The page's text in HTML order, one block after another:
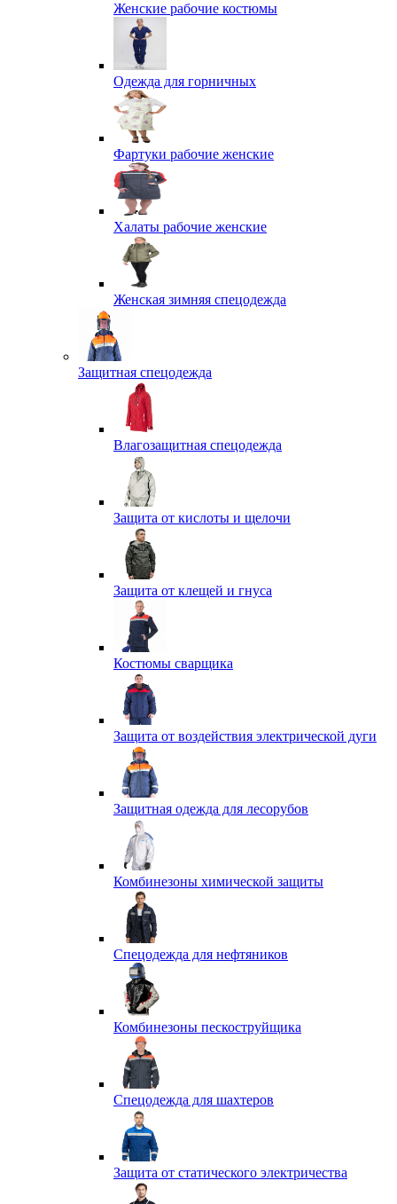
Женские рабочие костюмы
Одежда для горничных
Фартуки рабочие женские
Халаты рабочие женские
Женская зимняя спецодежда
Защитная спецодежда
Влагозащитная спецодежда
Защита от кислоты и щелочи
Защита от клещей и гнуса
Костюмы сварщика
Защита от воздействия электрической дуги
Защитная одежда для лесорубов
Комбинезоны химической защиты
Спецодежда для нефтяников
Комбинезоны пескоструйщика
Спецодежда для шахтеров
Защита от статического электричества